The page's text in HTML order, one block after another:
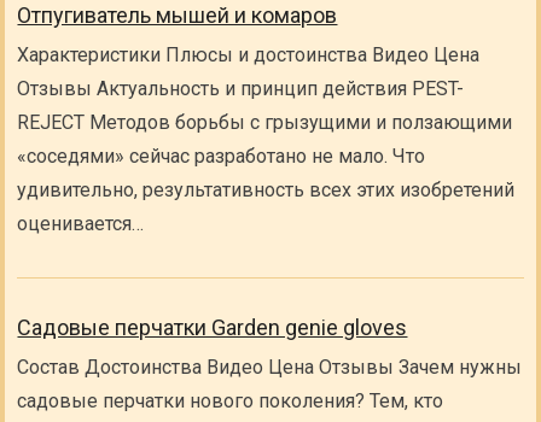
Отпугиватель мышей и комаров
Характеристики Плюсы и достоинства Видео Цена
Отзывы Актуальность и принцип действия PEST-
REJECT Методов борьбы с грызущими и ползающими
«соседями» сейчас разработано не мало. Что
удивительно, результативность всех этих изобретений
оценивается…
Садовые перчатки Garden genie gloves
Состав Достоинства Видео Цена Отзывы Зачем нужны
садовые перчатки нового поколения? Тем, кто